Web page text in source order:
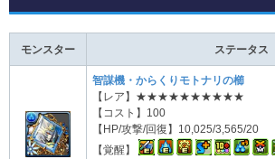
モンスター ステータス
智謀機・からくりモトナリの櫛
【レア】★★★★★★★★★★
【コスト】100
【HP/攻撃/回復】10,025/3,565/20
【覚醒】